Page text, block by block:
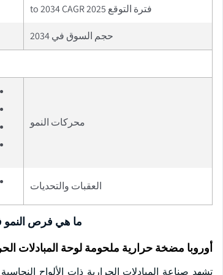
فترة التوقع 2025 to 2034 CAGR
حجم السوق في 2034
محركات النمو
العقبات والتحديات
ما هي فرص
أوروبا مضخة حرارية ملحومة لوحة المبادلات
تشهد صناعة المبادلات الحرارية ذات الألواح النحاسية